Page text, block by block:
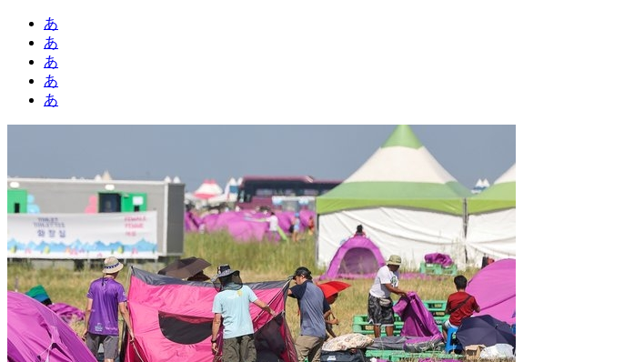
あ
あ
あ
あ
あ